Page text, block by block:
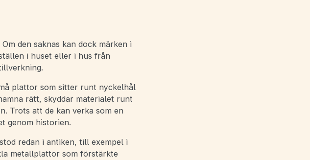
den saknas kan dock märken i
i huset eller i hus från
plattor som sitter runt nyckelhål
rätt, skyddar materialet runt
Trots att de kan verka som en
genom historien.
redan i antiken, till exempel i
metallplattor som förstärkte